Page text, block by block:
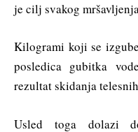
je cilj svakog
Kilogrami koji se
posledica gubitka
rezultat skidanja
Usled toga dolazi